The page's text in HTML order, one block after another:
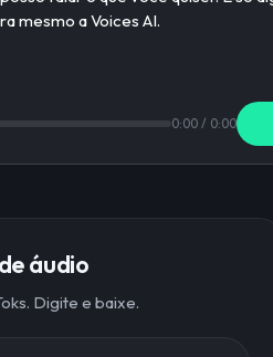
0:00 / 0:00
áudio
Digite e baixe.